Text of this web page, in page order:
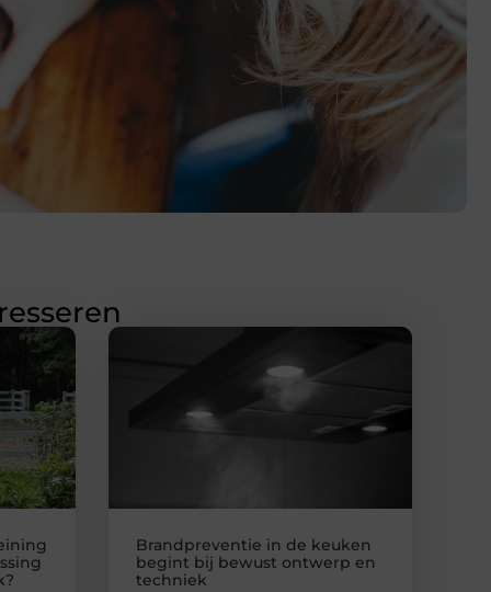
Brandpreventie in de keuken
begint bij bewust ontwerp en
techniek